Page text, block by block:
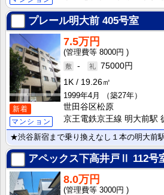
プレール明大前 405号室
新着
マンション
7.5万円
8000円
-
75000円
1K
19.26㎡
1999年4月
（築27年）
世田谷区松原
京王電鉄京王線 明大前駅
アペックス下高井戸Ⅱ 112号
8.0万円
3000円